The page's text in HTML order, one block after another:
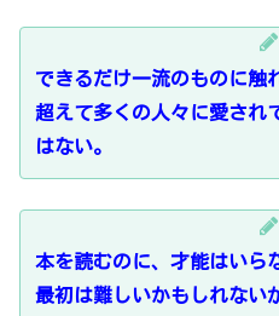
できるだけ一流のものに触
超えて多くの人々に愛され
はない。
本を読むのに、才能はいら
最初は難しいかもしれない